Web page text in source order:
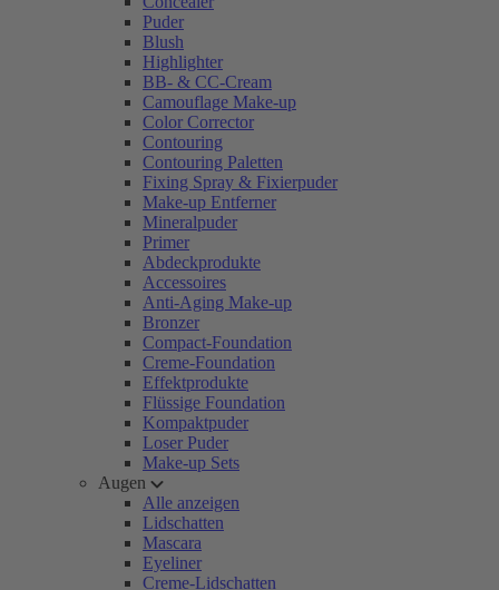
Puder
Blush
Highlighter
BB- & CC-Cream
Camouflage Make-up
Color Corrector
Contouring
Contouring Paletten
Fixing Spray & Fixierpuder
Make-up Entferner
Mineralpuder
Primer
Abdeckprodukte
Accessoires
Anti-Aging Make-up
Bronzer
Compact-Foundation
Creme-Foundation
Effektprodukte
Flüssige Foundation
Kompaktpuder
Loser Puder
Make-up Sets
Augen
Alle anzeigen
Lidschatten
Mascara
Eyeliner
Creme-Lidschatten